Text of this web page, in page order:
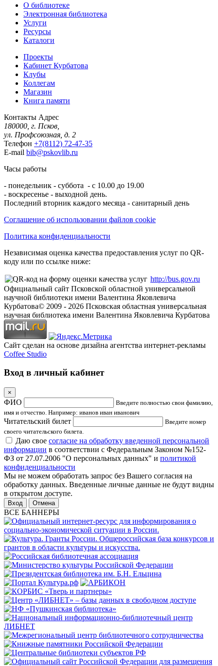
О библиотеке
Электронная библиотека
Услуги
Ресурсы
Каталоги
Проекты
Кабинет Курбатова
Клубы
Коллегам
Магазин
Книга памяти
Контакты Адрес
180000, г. Псков,
ул. Профсоюзная, д. 2
Телефон +7(8112) 72-47-35
E-mail bib@pskovlib.ru
Часы работы
- понедельник - суббота - с 10.00 до 19.00
- воскресенье - выходной день.
Последний вторник каждого месяца - санитарный день
Соглашение об использовании файлов cookie
Политика конфиденциальности
Независимая оценка качества предоставления услуг по QR-
коду или по ссылке ниже:
http://bus.gov.ru
Официальный сайт Псковской областной универсальной
научной библиотеки имени Валентина Яковлевича
Курбатова© 2009 - 2026 Псковская областная универсальная
научная библиотека имени Валентина Яковлевича Курбатова
Сайт сделан на основе дизайна агентства интернет-рекламы
Coffee Studio
Вход в личный кабинет
×
ФИО
Введите полностью свои фамилию,
имя и отчество. Например: иванов иван иванович
Читательский билет
Введите номер
своего читательского билета.
Даю свое согласие на обработку введенной персональной
информации в соответствии с Федеральным Законом №152-
ФЗ от 27.07.2006 "О персональных данных" и политикой
конфиденциальности
Мы не можем обработать запрос без Вашего согласия на
обработку данных. Введенные личные данные не будут видны
в открытом доступе.
Отмена
ВСЕ БАННЕРЫ